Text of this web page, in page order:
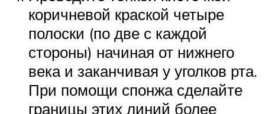
коричневой краской четыре
полоски (по две с каждой
стороны) начиная от нижнего
века и заканчивая у уголков рта.
При помощи спонжа сделайте
границы этих линий более